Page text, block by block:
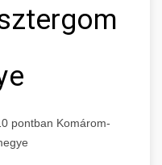
pontban Komárom-